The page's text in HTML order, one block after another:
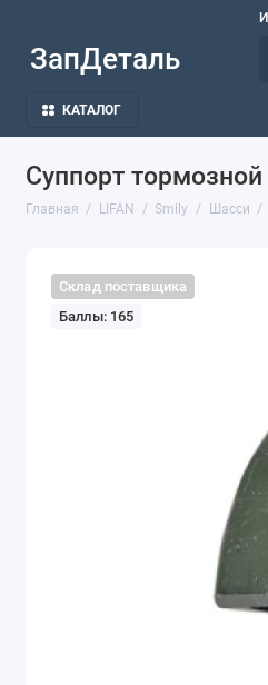
ЗапДеталь
КАТАЛОГ
Суппорт
Главная LIFAN Smily Шасси
Склад поставщика
Баллы: 165